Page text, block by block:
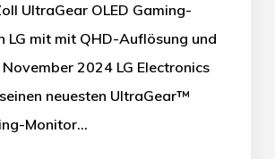
UltraGear OLED Gaming-
LG mit mit QHD-Auflösung und
2024 LG Electronics
neuesten UltraGear™
Monitor…